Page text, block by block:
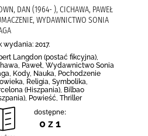
DAN (1964- ), CICHAWA, PAWEŁ
WYDAWNICTWO SONIA
wydania: 2017.
Langdon (postać fikcyjna),
Paweł, Wydawnictwo Sonia
Kody, Nauka, Pochodzenie
Religia, Symbolika,
(Hiszpania), Bilbao
Powieść, Thriller
dostępne:
0 z 1